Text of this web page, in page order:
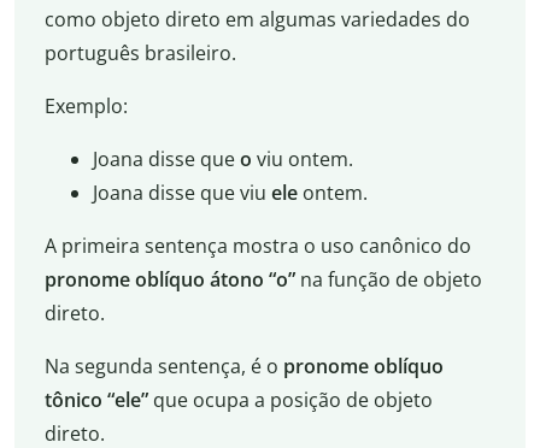
como objeto direto em algumas variedades do
português brasileiro.
Exemplo:
Joana disse queo viu ontem.
Joana disse que viu eleontem.
A primeira sentença mostra o uso canônico do
pronome oblíquo átono “o”na função de objeto
direto.
Na segunda sentença, é o pronome oblíquo
tônico “ele”que ocupa a posição de objeto
direto.